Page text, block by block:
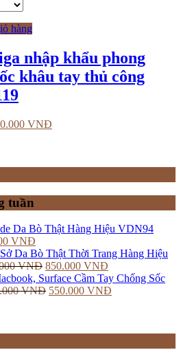
hàng
nhập khẩu phong
khâu tay thủ công
VNĐ
tuần
Da Bò Thật Hàng Hiệu VDN94
VNĐ
Da Bò Thật Thời Trang Hàng Hiệu
VNĐ 850.000 VNĐ
Surface Cầm Tay Chống Sốc
VNĐ 550.000 VNĐ